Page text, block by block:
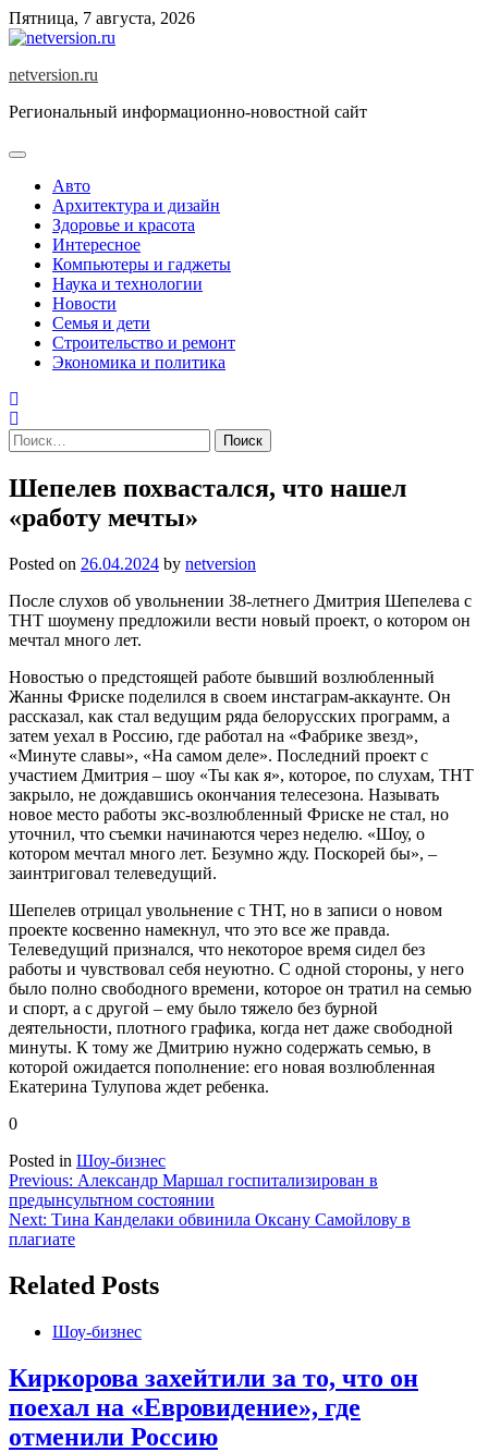
Skip
to
Пятница, 7 августа, 2026
netversion.ru
Региональный информационно-новостной сайт
Авто
Архитектура и дизайн
Здоровье и красота
Интересное
Компьютеры и гаджеты
Наука и технологии
Новости
Семья и дети
Строительство и ремонт
Экономика и политика
Найти:
Шепелев похвастался, что нашел
«работу мечты»
Posted on 26.04.2024 by netversion
После слухов об увольнении 38-летнего Дмитрия Шепелева с
ТНТ шоумену предложили вести новый проект, о котором он
мечтал много лет.
Новостью о предстоящей работе бывший возлюбленный
Жанны Фриске поделился в своем инстаграм-аккаунте. Он
рассказал, как стал ведущим ряда белорусских программ, а
затем уехал в Россию, где работал на «Фабрике звезд»,
«Минуте славы», «На самом деле». Последний проект с
участием Дмитрия – шоу «Ты как я», которое, по слухам, ТНТ
закрыло, не дождавшись окончания телесезона. Называть
новое место работы экс-возлюбленный Фриске не стал, но
уточнил, что съемки начинаются через неделю. «Шоу, о
котором мечтал много лет. Безумно жду. Поскорей бы», –
заинтриговал телеведущий.
Шепелев отрицал увольнение с ТНТ, но в записи о новом
проекте косвенно намекнул, что это все же правда.
Телеведущий признался, что некоторое время сидел без
работы и чувствовал себя неуютно. С одной стороны, у него
было полно свободного времени, которое он тратил на семью
и спорт, а с другой – ему было тяжело без бурной
деятельности, плотного графика, когда нет даже свободной
минуты. К тому же Дмитрию нужно содержать семью, в
которой ожидается пополнение: его новая возлюбленная
Екатерина Тулупова ждет ребенка.
0
Posted in Шоу-бизнес
Навигация
по
записям
Previous: Александр Маршал госпитализирован в
предынсультном состоянии
Next: Тина Канделаки обвинила Оксану Самойлову в
плагиате
Related Posts
Шоу-бизнес
Киркорова захейтили за то, что он
поехал на «Евровидение», где
отменили Россию